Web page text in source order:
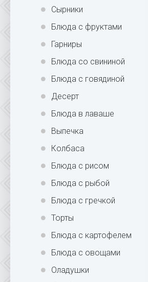
Сырники
Блюда с фруктами
Гарниры
Блюда со свининой
Блюда с говядиной
Десерт
Блюда в лаваше
Выпечка
Колбаса
Блюда с рисом
Блюда с рыбой
Блюда с гречкой
Торты
Блюда с картофелем
Блюда с овощами
Оладушки